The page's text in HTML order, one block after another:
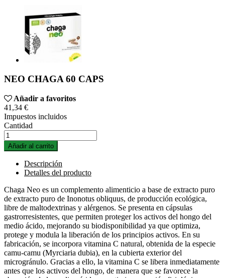
NEO CHAGA 60 CAPS
Añadir a favoritos
41,34 €
Impuestos incluidos
Cantidad
Añadir al carrito
Descripción
Detalles del producto
Chaga Neo es un complemento alimenticio a base de extracto puro
de extracto puro de Inonotus obliquus, de producción ecológica,
libre de maltodextrinas y alérgenos. Se presenta en cápsulas
gastrorresistentes, que permiten proteger los activos del hongo del
medio ácido, mejorando su biodisponibilidad ya que optimiza,
protege y modula la liberación de los principios activos. En su
fabricación, se incorpora vitamina C natural, obtenida de la especie
camu-camu (Myrciaria dubia), en la cubierta exterior del
microgránulo. Gracias a ello, la vitamina C se libera inmediatamente
antes que los activos del hongo, de manera que se favorece la